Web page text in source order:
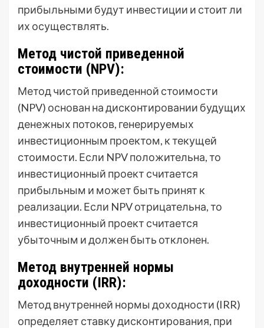
прибыльными будут инвестиции и стоит ли
их осуществлять.
Метод чистой приведенной
стоимости (NPV):
Метод чистой приведенной стоимости
(NPV) основан на дисконтировании будущих
денежных потоков, генерируемых
инвестиционным проектом, к текущей
стоимости. Если NPV положительна, то
инвестиционный проект считается
прибыльным и может быть принят к
реализации. Если NPV отрицательна, то
инвестиционный проект считается
убыточным и должен быть отклонен.
Метод внутренней нормы
доходности (IRR):
Метод внутренней нормы доходности (IRR)
определяет ставку дисконтирования, при